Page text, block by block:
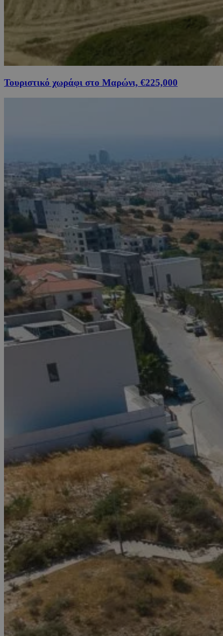
Τουριστικό χωράφι στο Μαρώνι, €225,000